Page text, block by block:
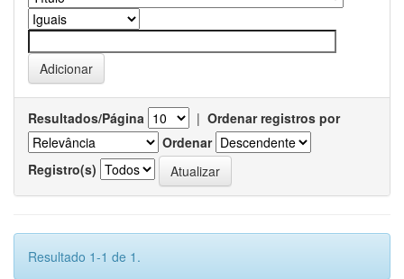
Resultados/Página | Ordenar registros por
Ordenar
Registro(s)
Resultado 1-1 de 1.